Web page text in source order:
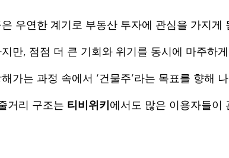
우연한 계기로 부동산 투자에 관심을 가지게
만, 점점 더 큰 기회와 위기를 동시에 마주하
가는 과정 속에서 ‘건물주’라는 목표를 향해
거리 구조는 티비위키 에서도 많은 이용자들이